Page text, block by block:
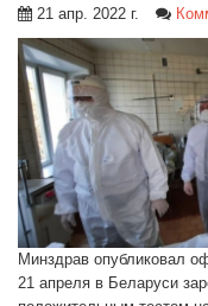
21 апр. 2022 г.
Минздрав опубликовал
21 апреля в Беларуси